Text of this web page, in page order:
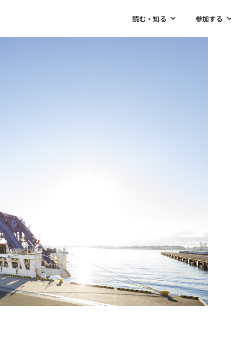
読む・知る 参加する